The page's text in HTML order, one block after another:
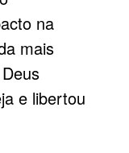
na
mais
e libertou